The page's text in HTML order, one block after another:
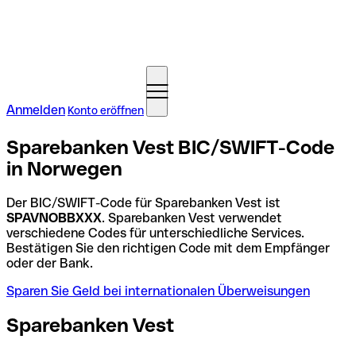
Anmelden Konto eröffnen
Sparebanken Vest BIC/SWIFT-Code
in Norwegen
Der BIC/SWIFT-Code für Sparebanken Vest ist
SPAVNOBBXXX. Sparebanken Vest verwendet
verschiedene Codes für unterschiedliche Services.
Bestätigen Sie den richtigen Code mit dem Empfänger
oder der Bank.
Sparen Sie Geld bei internationalen Überweisungen
Sparebanken Vest